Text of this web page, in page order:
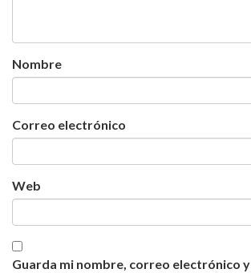
Nombre
Correo electrónico
Web
Guarda mi nombre, correo electrónico